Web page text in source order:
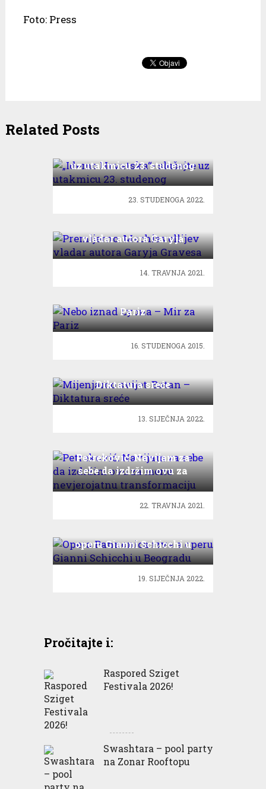
Foto: Press
Related Posts
uz utakmicu 23. studenog
23. STUDENOGA 2022.
vladar autora Garyja
Gravesa
14. TRAVNJA 2021.
Pariz
16. STUDENOGA 2015.
Diktatura sreće
13. SIJEČNJA 2022.
Petreković: Navijam za
sebe da izdržim ovu za
mene nevjerojatnu
22. TRAVNJA 2021.
operu Gianni Schicchi u
Beogradu
19. SIJEČNJA 2022.
Pročitajte i:
Raspored Sziget
Festivala 2026!
Swashtara – pool party
na Zonar Rooftopu